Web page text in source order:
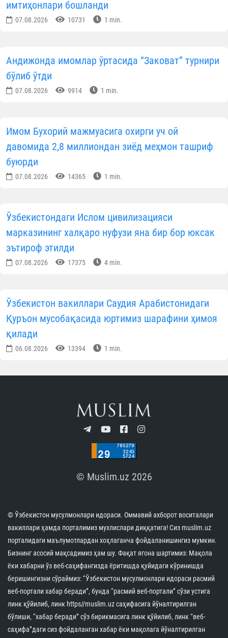
имтиҳонлари бошланди
07.08.2026 10731 1 min.
Андижонда имомлар ўртасида “Заковат” турнири
бўлиб ўтди
07.08.2026 9914 1 min.
Имом Бухорий мажмуасига охирги уч ой
давомида 2,8 миллиондан зиёд меҳмон ташриф
буюрди
07.08.2026 14365 1 min.
Ўзбекистондаги Ислом цивилизацияси
марказининг халқаро нуфузи яна бир бор юксак
эътироф этилди
07.08.2026 17375 4 min.
Ўзбекистон вакиллари Саудия Арабистонидаги
Қуръон мусобақасида юртимиз шарафини ҳимоя
қилади
06.08.2026 13394 1 min.
© Muslim.uz 2026
© Ўзбекистон мусулмонлари идораси. Оммавий ахборот воситалари
вакиллари ҳамда порталимиз мухлислари диққатига! Сиз muslim.uz
порталидаги маълумотлардан хоҳлаганча фойдаланишингиз мумкин.
Бизнинг асосий мақсадимиз ҳам шу. Фақат ягона шартимиз: Мақола
ёки хабарни ўз веб-саҳифангизда ёритишда қуйидаги кўринишда
беришингизни сўраймиз: “Ўзбекистон мусулмонлари идораси расмий
веб-портали хабар беради”, бунда “расмий веб-портали” сўзи устига
линк қўйилиб, линк https//muslim.uz саҳифасига йўналтирилган
бўлиши, “хабар беради” сўз бирикмасига линк қўйилиб, линк “веб-
саҳифа”даги сиз фойдаланган хабар ёки мақолага йўналтирилган